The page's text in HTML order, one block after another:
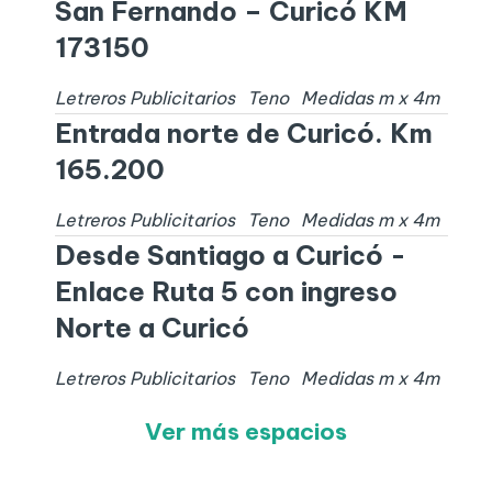
San Fernando – Curicó KM
173150
Letreros Publicitarios Teno Medidas m x 4m
Entrada norte de Curicó. Km
165.200
Letreros Publicitarios Teno Medidas m x 4m
Desde Santiago a Curicó -
Enlace Ruta 5 con ingreso
Norte a Curicó
Letreros Publicitarios Teno Medidas m x 4m
Ver más espacios